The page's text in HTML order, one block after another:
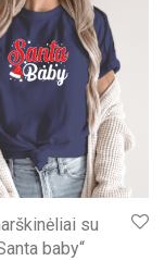
su
baby“